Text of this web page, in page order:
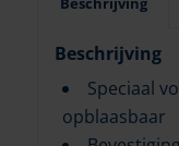
Beschrijving
Speciaal
opblaasbaar